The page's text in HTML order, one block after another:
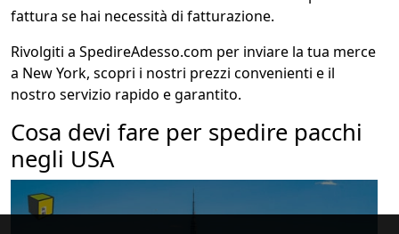
fattura se hai necessità di fatturazione.
Rivolgiti a SpedireAdesso.com per inviare la tua merce
a New York, scopri i nostri prezzi convenienti e il
nostro servizio rapido e garantito.
Cosa devi fare per spedire pacchi
negli USA